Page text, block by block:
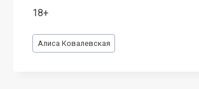
18+
Метки
записи:
Алиса Ковалевская